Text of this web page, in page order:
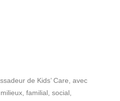
de Kids’ Care, avec
familial, social,